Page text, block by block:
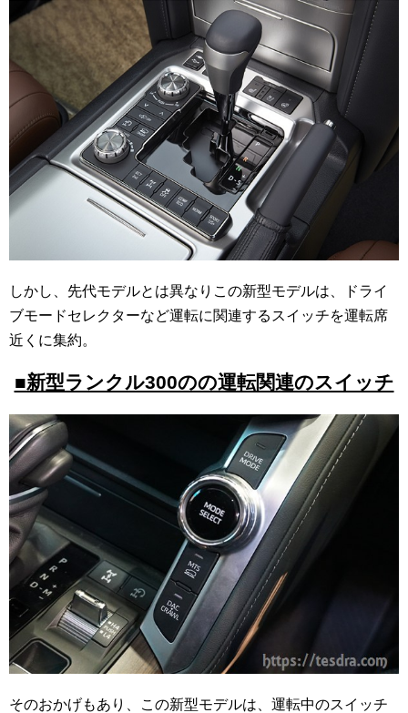
しかし、先代モデルとは異なりこの新型モデルは、ドライ
ブモードセレクターなど運転に関連するスイッチを運転席
近くに集約。
■新型ランクル300のの運転関連のスイッチ
そのおかげもあり、この新型モデルは、運転中のスイッチ